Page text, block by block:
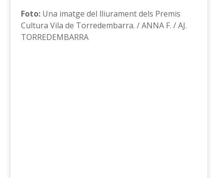
Foto:Una imatge del lliurament dels Premis
Cultura Vila de Torredembarra. / ANNA F. / AJ.
TORREDEMBARRA